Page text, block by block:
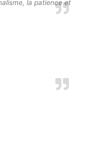
la patience et